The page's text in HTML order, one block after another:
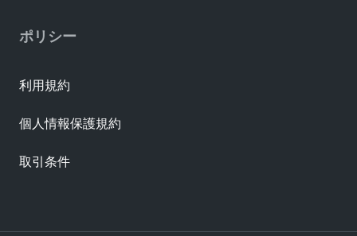
ポリシー
利用規約
個人情報保護規約
取引条件